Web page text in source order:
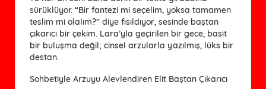
sürüklüyor. “Bir fantezi mi seçelim, yoksa tamamen
teslim mi olalım?” diye fısıldıyor, sesinde baştan
çıkarıcı bir çekim. Lara’yla geçirilen bir gece, basit
bir buluşma değil; cinsel arzularla yazılmış, lüks bir
destan.
Sohbetiyle Arzuyu Alevlendiren Elit Baştan Çıkarıcı